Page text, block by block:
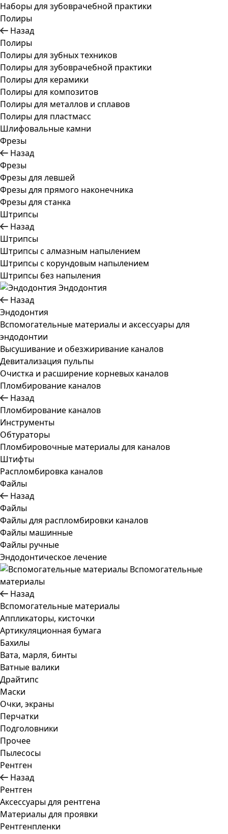
Наборы для зубоврачебной практики
Полиры
Назад
Полиры
Полиры для зубных техников
Полиры для зубоврачебной практики
Полиры для керамики
Полиры для композитов
Полиры для металлов и сплавов
Полиры для пластмасс
Шлифовальные камни
Фрезы
Назад
Фрезы
Фрезы для левшей
Фрезы для прямого наконечника
Фрезы для станка
Штрипсы
Назад
Штрипсы
Штрипсы c алмазным напылением
Штрипсы c корундовым напылением
Штрипсы без напыления
Эндодонтия
Назад
Эндодонтия
Вспомогательные материалы и аксессуары для
эндодонтии
Высушивание и обезжиривание каналов
Девитализация пульпы
Очистка и расширение корневых каналов
Пломбирование каналов
Назад
Пломбирование каналов
Инструменты
Обтураторы
Пломбировочные материалы для каналов
Штифты
Распломбировка каналов
Файлы
Назад
Файлы
Файлы для распломбировки каналов
Файлы машинные
Файлы ручные
Эндодонтическое лечение
Вспомогательные
материалы
Назад
Вспомогательные материалы
Аппликаторы, кисточки
Артикуляционная бумага
Бахилы
Вата, марля, бинты
Ватные валики
Драйтипс
Маски
Очки, экраны
Перчатки
Подголовники
Прочее
Пылесосы
Рентген
Назад
Рентген
Аксессуары для рентгена
Материалы для проявки
Рентгенпленки